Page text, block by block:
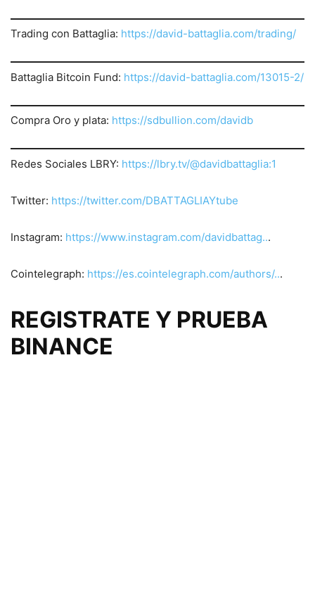
Trading con Battaglia: https://david-battaglia.com/trading/
Battaglia Bitcoin Fund: https://david-battaglia.com/13015-2/
Compra Oro y plata: https://sdbullion.com/davidb
Redes Sociales LBRY: https://lbry.tv/@davidbattaglia:1
Twitter: https://twitter.com/DBATTAGLIAYtube
Instagram: https://www.instagram.com/davidbattag...
Cointelegraph: https://es.cointelegraph.com/authors/...
REGISTRATE Y PRUEBA
BINANCE